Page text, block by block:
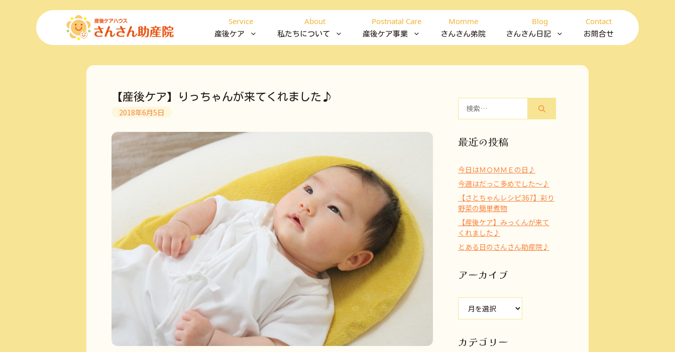
Service
産後ケア
About
私たちについて
Postnatal Care
産後ケア事業
Momme
さんさん弟院
Blog
さんさん日記
Contact
お問合せ
【産後ケア】りっちゃんが来てくれました♪
2018年6月5日
最近の投稿
今日はＭＯＭＭＥの日♪
今週はだっこ多めでした～♪
【さとちゃんレシピ367】彩り
野菜の簡単煮物
【産後ケア】みっくんが来て
くれました♪
とある日のさんさん助産院♪
アーカイブ
ブ
カテゴリー